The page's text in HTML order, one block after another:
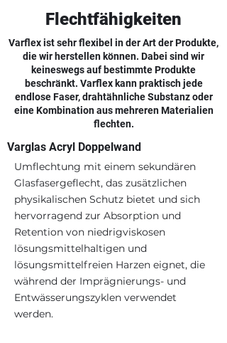
Flechtfähigkeiten
Varflex ist sehr flexibel in der Art der Produkte,
die wir herstellen können. Dabei sind wir
keineswegs auf bestimmte Produkte
beschränkt. Varflex kann praktisch jede
endlose Faser, drahtähnliche Substanz oder
eine Kombination aus mehreren Materialien
flechten.
Varglas Acryl Doppelwand
Umflechtung mit einem sekundären
Glasfasergeflecht, das zusätzlichen
physikalischen Schutz bietet und sich
hervorragend zur Absorption und
Retention von niedrigviskosen
lösungsmittelhaltigen und
lösungsmittelfreien Harzen eignet, die
während der Imprägnierungs- und
Entwässerungszyklen verwendet
werden.